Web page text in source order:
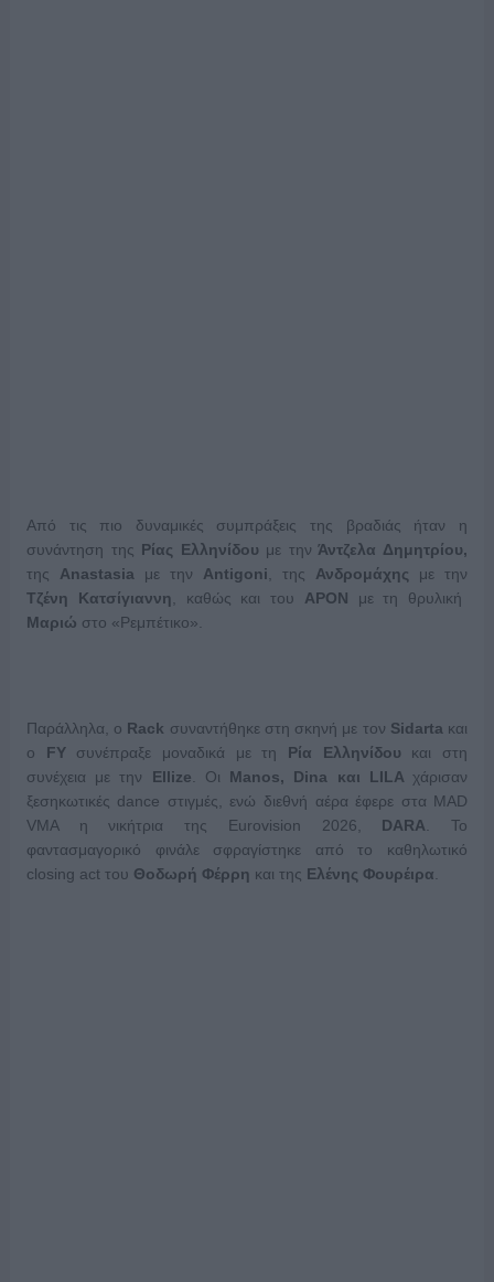
Από τις πιο δυναμικές συμπράξεις της βραδιάς ήταν η
συνάντηση της Ρίας Ελληνίδου με την Άντζελα Δημητρίου,
της Anastasia με την Antigoni , της Ανδρομάχης με την
Τζένη Κατσίγιαννη , καθώς και του APON με τη θρυλική
Μαριώ στο «Ρεμπέτικο».
Παράλληλα, ο Rack συναντήθηκε στη σκηνή με τον Sidarta και
ο FYσυνέπραξε μοναδικά με τη Ρία Ελληνίδου και στη
συνέχεια με την Ellize . Οι Manos, Dina και LILAχάρισαν
ξεσηκωτικές dance στιγμές, ενώ διεθνή αέρα έφερε στα MAD
VMA η νικήτρια της Eurovision 2026, DARA . Το
φαντασμαγορικό φινάλε σφραγίστηκε από το καθηλωτικό
closing act του Θοδωρή Φέρρη και της Ελένης Φουρέιρα